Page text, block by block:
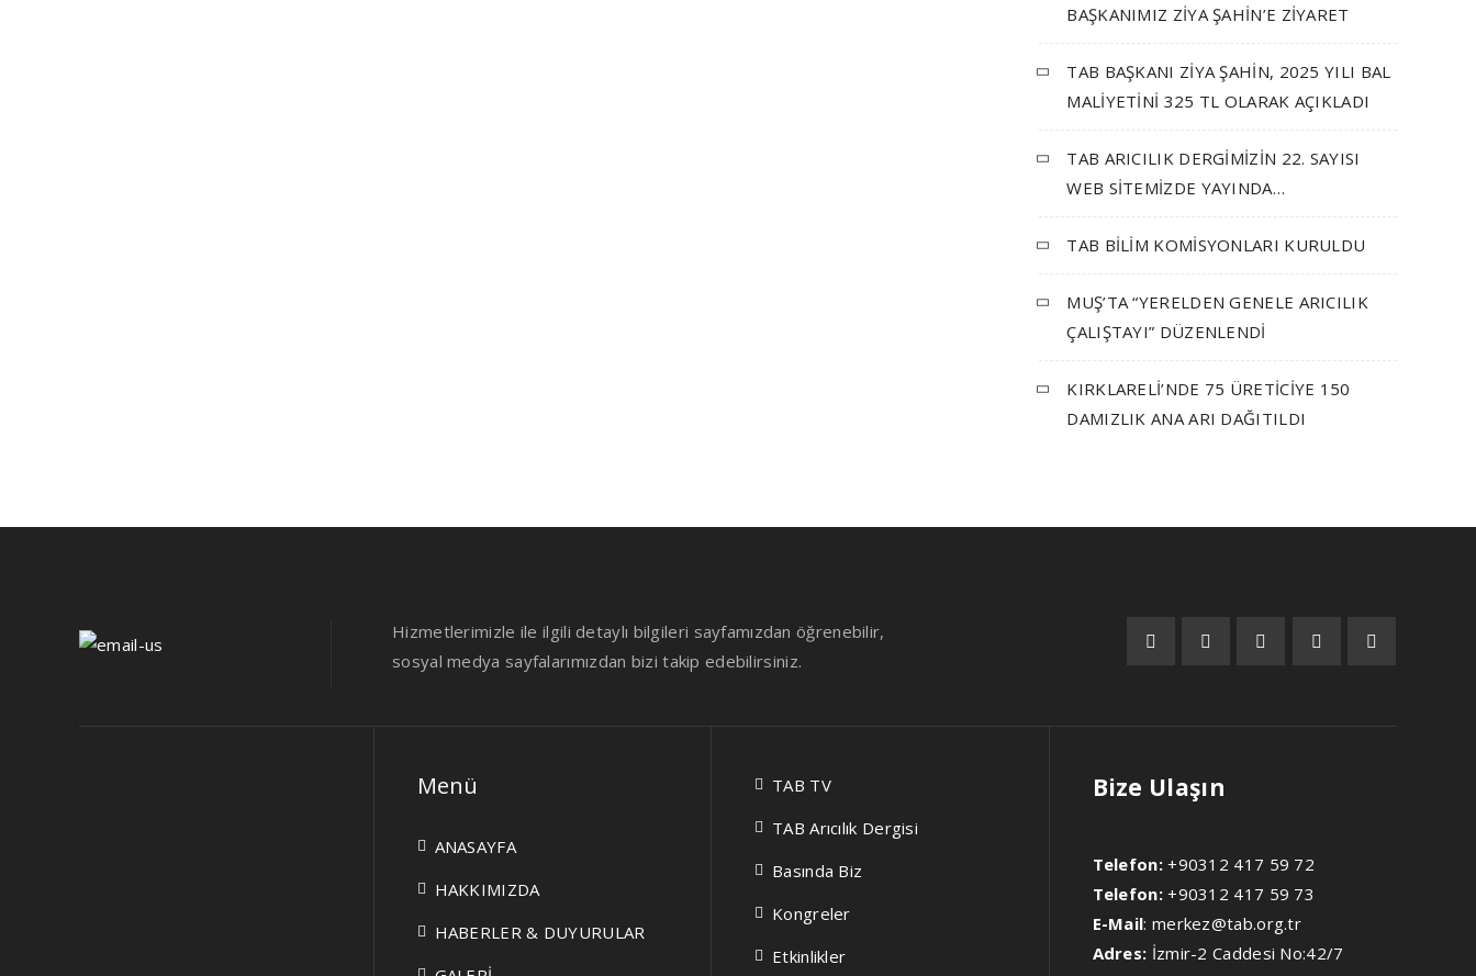
BAŞKANIMIZ ZİYA ŞAHİN’E ZİYARET
TAB BAŞKANI ZİYA ŞAHİN, 2025 YILI BAL
MALİYETİNİ 325 TL OLARAK AÇIKLADI
TAB ARICILIK DERGİMİZİN 22. SAYISI
WEB SİTEMİZDE YAYINDA…
TAB BİLİM KOMİSYONLARI KURULDU
MUŞ’TA “YERELDEN GENELE ARICILIK
ÇALIŞTAYI” DÜZENLENDİ
KIRKLARELİ’NDE 75 ÜRETİCİYE 150
DAMIZLIK ANA ARI DAĞITILDI
Hizmetlerimizle ile ilgili detaylı bilgileri sayfamızdan öğrenebilir,
sosyal medya sayfalarımızdan bizi takip edebilirsiniz.
Menü
ANASAYFA
HAKKIMIZDA
HABERLER & DUYURULAR
TAB TV
TAB Arıcılık Dergisi
Basında Biz
Kongreler
Etkinlikler
Bize Ulaşın
Telefon:+90312 417 59 72
Telefon:+90312 417 59 73
E-Mail: merkez@tab.org.tr
Adres: İzmir-2 Caddesi No:42/7